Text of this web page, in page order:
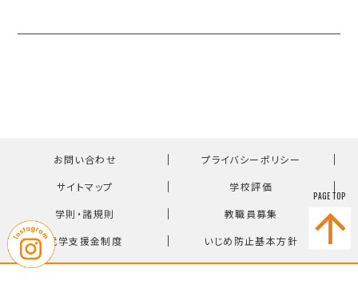
お問い合わせ ｜ プライバシーポリシー ｜
サイトマップ ｜ 学校評価 ｜
学則・諸規則 ｜ 教職員募集 ｜
就学支援金制度 ｜ いじめ防止基本方針
PAGE TOP